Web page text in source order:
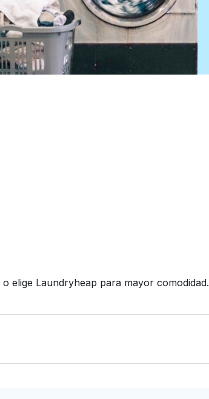
elige Laundryheap para mayor comodidad.